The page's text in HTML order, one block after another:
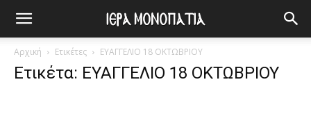
Αρχική Ετικέτες ΕΥΑΓΓΕΛΙΟ 18 ΟΚΤΩΒΡΙΟΥ
Ετικέτα: ΕΥΑΓΓΕΛΙΟ 18 ΟΚΤΩΒΡΙΟΥ